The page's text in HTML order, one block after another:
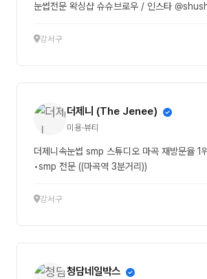
눈썹전문 왁싱샵 슈슈브로우 / 인스타
강서구
더제니 (The Jenee)
미용·뷰티
더제니속눈썹 smp 스튜디오 마곡 재방문율 1
•smp 전문 ((마곡역 3분거리))
강서구
청담네일박스